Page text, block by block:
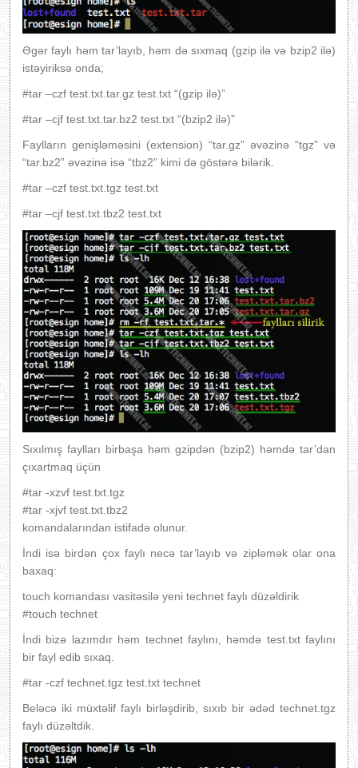
Əgər faylı həm tar’layıb, həm də sıxmaq (gzip ilə və bzip2 ilə)
istəyiriksə onda;
#tar –czf test.txt.tar.gz test.txt “(gzip ilə)”
#tar –cjf test.txt.tar.bz2 test.txt “(bzip2 ilə)”
Faylların genişləməsini (extension) “tar.gz” əvəzinə “tgz” və
“tar.bz2” əvəzinə isə “tbz2” kimi də göstərə bilərik.
#tar –czf test.txt.tgz test.txt
#tar –cjf test.txt.tbz2 test.txt
Sıxılmış faylları birbaşa həm gzipdən (bzip2) həmdə tar’dan
çıxartmaq üçün
#tar -xzvf test.txt.tgz
#tar -xjvf test.txt.tbz2
komandalarından istifadə olunur.
İndi isə birdən çox faylı necə tar’layıb və zipləmək olar ona
baxaq:
touch komandası vasitəsilə yeni technet faylı düzəldirik
#touch technet
İndi bizə lazımdır həm technet faylını, həmdə test.txt faylını
bir fayl edib sıxaq.
#tar -czf technet.tgz test.txt technet
Beləcə iki müxtəlif faylı birləşdirib, sıxıb bir ədəd technet.tgz
faylı düzəltdik.